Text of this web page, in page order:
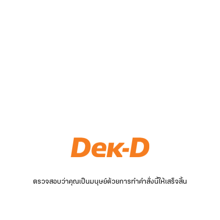
ตรวจสอบว่าคุณเป็นมนุษย์ด้วยการทำคำสั่งนี้ให้เสร็จสิ้น